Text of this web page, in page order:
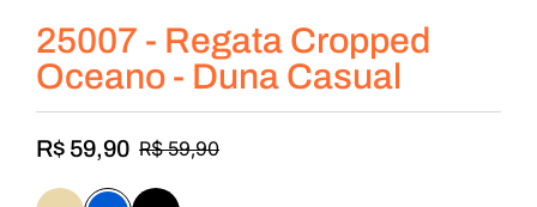
25007 - Regata Cropped
Oceano - Duna Casual
R$ 59,90 R$ 59,90